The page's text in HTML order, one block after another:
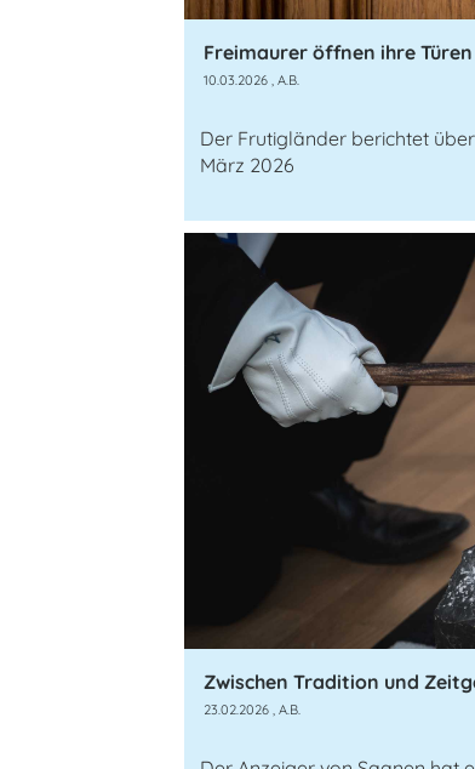
10.03.2026 , A.B.
Der Frutigländer berichtet
März 2026
23.02.2026 , A.B.